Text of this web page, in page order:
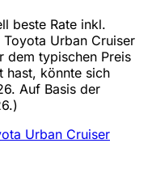
beste Rate inkl.
Urban Cruiser
dem typischen Preis
hast, könnte sich
Auf Basis der
Urban Cruiser